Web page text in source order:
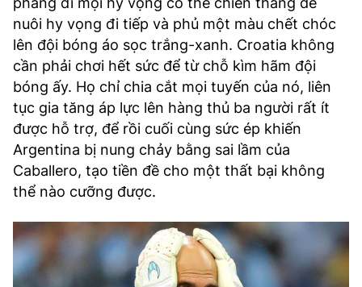
nuôi hy vọng đi tiếp và phủ một màu chết chóc
lên đội bóng áo sọc trắng-xanh. Croatia không
cần phải chơi hết sức để từ chỗ kìm hãm đội
bóng ấy. Họ chỉ chia cắt mọi tuyến của nó, liên
tục gia tăng áp lực lên hàng thủ ba người rất ít
được hỗ trợ, để rồi cuối cùng sức ép khiến
Argentina bị nung chảy bằng sai lầm của
Caballero, tạo tiền đề cho một thất bại không
thể nào cưỡng được.